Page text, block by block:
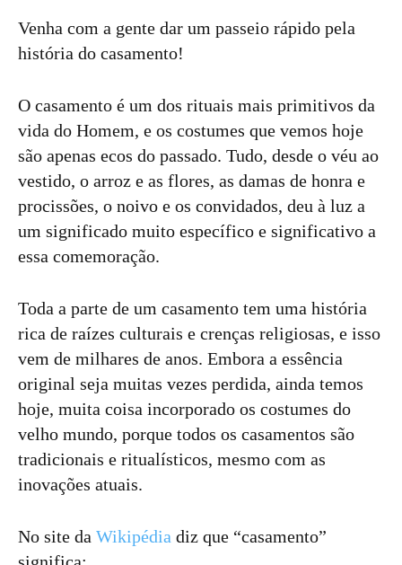
Venha com a gente dar um passeio rápido pela
história do casamento!
O casamento é um dos rituais mais primitivos da
vida do Homem, e os costumes que vemos hoje
são apenas ecos do passado. Tudo, desde o véu ao
vestido, o arroz e as flores, as damas de honra e
procissões, o noivo e os convidados, deu à luz a
um significado muito específico e significativo a
essa comemoração.
Toda a parte de um casamento tem uma história
rica de raízes culturais e crenças religiosas, e isso
vem de milhares de anos. Embora a essência
original seja muitas vezes perdida, ainda temos
hoje, muita coisa incorporado os costumes do
velho mundo, porque todos os casamentos são
tradicionais e ritualísticos, mesmo com as
inovações atuais.
No site da Wikipédia diz que “casamento”